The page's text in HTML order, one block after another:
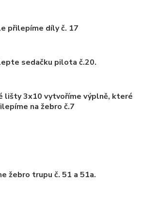
přilepíme díly č. 17
sedačku pilota č.20.
lišty 3x10 vytvoříme výplně, které
na žebro č.7
žebro trupu č. 51 a 51a.